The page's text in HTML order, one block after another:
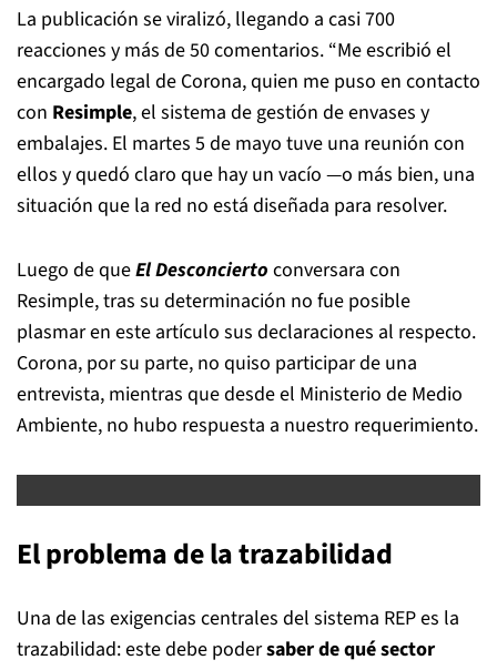
La publicación se viralizó, llegando a casi 700
reacciones y más de 50 comentarios. “Me escribió el
encargado legal de Corona, quien me puso en contacto
con Resimple, el sistema de gestión de envases y
embalajes. El martes 5 de mayo tuve una reunión con
ellos y quedó claro que hay un vacío —o más bien, una
situación que la red no está diseñada para resolver.
Luego de queEl Desconcierto conversara con
Resimple, tras su determinación no fue posible
plasmar en este artículo sus declaraciones al respecto.
Corona, por su parte, no quiso participar de una
entrevista, mientras que desde el Ministerio de Medio
Ambiente, no hubo respuesta a nuestro requerimiento.
El problema de la trazabilidad
Una de las exigencias centrales del sistema REP es la
trazabilidad: este debe podersaber de qué sector